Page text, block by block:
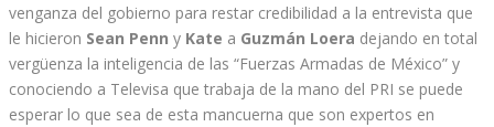
venganza del gobierno para restar credibilidad a la entrevista que
le hicieron Sean Penn y Kate a Guzmán Loera dejando en total
vergüenza la inteligencia de las “Fuerzas Armadas de México” y
conociendo a Televisa que trabaja de la mano del PRI se puede
esperar lo que sea de esta mancuerna que son expertos en